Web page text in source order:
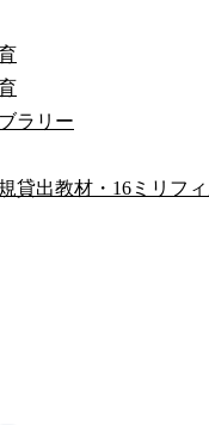
ラリー
貸出教材・16ミリフ